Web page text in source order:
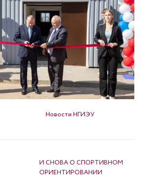
Новости НГИЭУ
И СНОВА О СПОРТИВНОМ
ОРИЕНТИРОВАНИИ